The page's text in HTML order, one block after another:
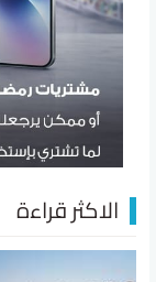
الاكثر قراءة